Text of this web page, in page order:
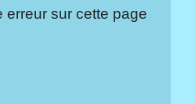
erreur sur cette page